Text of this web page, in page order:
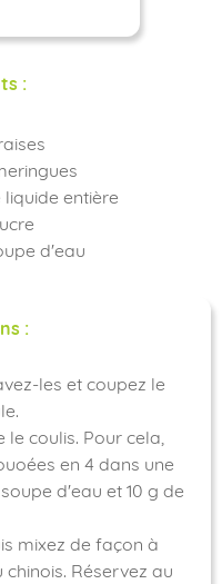
:
entière
d'eau
:
les et coupez le
le coulis. Pour cela,
en 4 dans une
d'eau et 10 g de
mixez de façon à
Réservez au